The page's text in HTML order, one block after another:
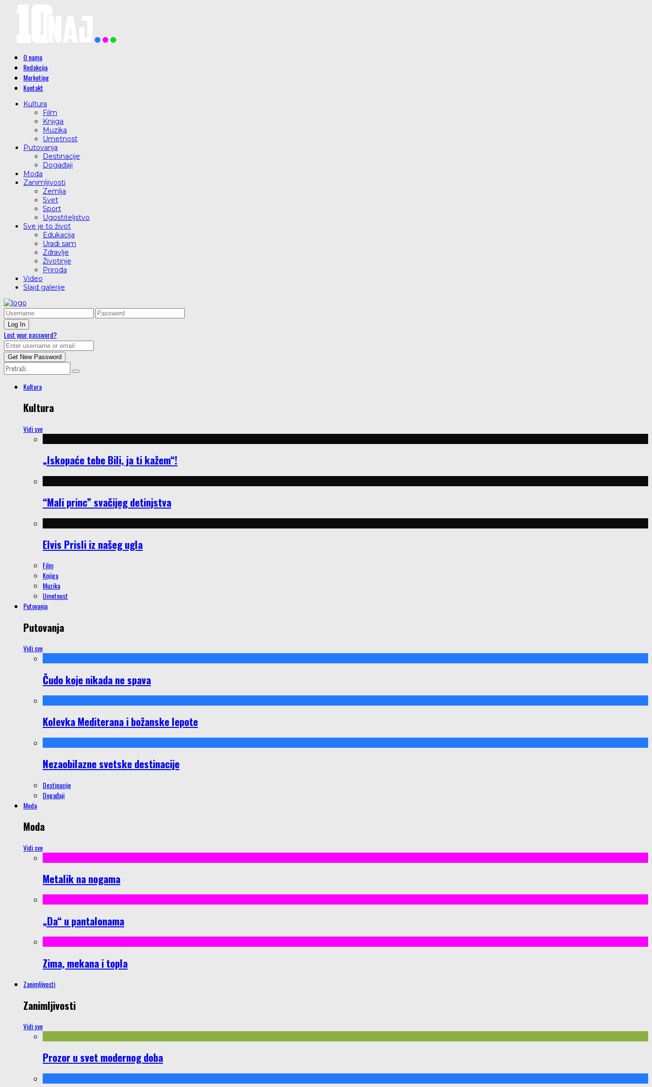
O nama
Redakcija
Marketing
Kontakt
Kultura
Film
Knjiga
Muzika
Umetnost
Putovanja
Destinacije
Događaji
Moda
Zanimljivosti
Zemlja
Svet
Sport
Ugostiteljstvo
Sve je to život
Edukacija
Uradi sam
Zdravlje
Životinje
Priroda
Video
Slajd galerije
Lost your password?
Kultura
Kultura
Vidi sve
„Iskopaće tebe Bili, ja ti kažem“!
“Mali princ” svačijeg detinjstva
Elvis Prisli iz našeg ugla
Film
Knjiga
Muzika
Umetnost
Putovanja
Putovanja
Vidi sve
Čudo koje nikada ne spava
Kolevka Mediterana i božanske lepote
Nezaobilazne svetske destinacije
Destinacije
Događaji
Moda
Moda
Vidi sve
Metalik na nogama
„Da“ u pantalonama
Zima, mekana i topla
Zanimljivosti
Zanimljivosti
Vidi sve
Prozor u svet modernog doba